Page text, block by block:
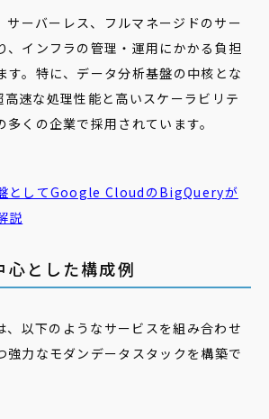
ーバーレス、フルマネージドのサー
、インフラの管理・運用にかかる負担
す。特に、データ分析基盤の中核とな
速な処理性能と高いスケーラビリテ
多くの企業で採用されています。
としてGoogle CloudのBigQueryが
説
とした構成例
以下のようなサービスを組み合わせ
強力なモダンデータスタックを構築で